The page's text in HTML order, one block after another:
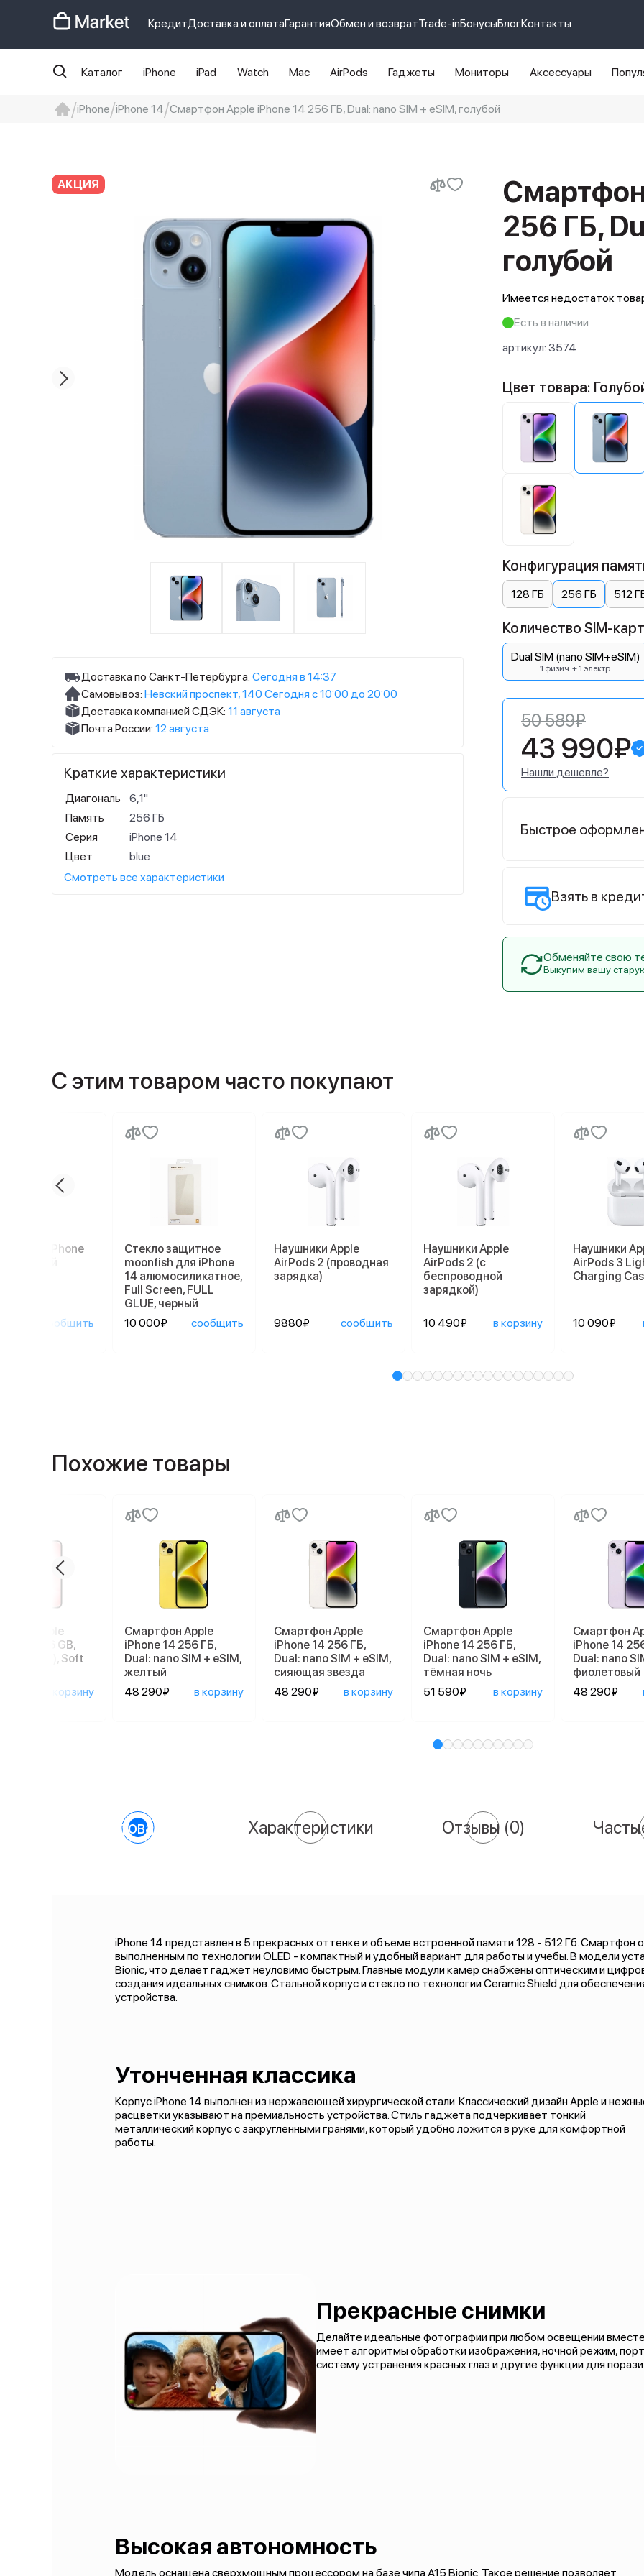
КредитДоставка и оплатаГарантияОбмен и возвратTrade-inБонусыБлогКонтакты
Каталог iPhone iPad Watch Mac AirPods Гаджеты Мониторы Аксессуары
iPhone iPhone 14 Смартфон Apple iPhone 14 256 ГБ, Dual: nano SIM + eSIM, голубой
АКЦИЯ
256 ГБ,
голубой
Имеется недостаток
Есть в наличии
артикул: 3574
Доставка по Санкт-Петербурга: Сегодня в 14:37
Самовывоз: Невский проспект, 140 Сегодня с 10:00 до 20:00
Доставка компанией СДЭК: 11 августа
Почта России: 12 августа
Краткие характеристики
Диагональ
6,1"
Память
256 ГБ
Серия
iPhone 14
Цвет
blue
Смотреть все характеристики
Цвет товара:
Конфигурация
128 ГБ 256 ГБ 512
Количество SIM-
Dual SIM (nano SIM+eSIM)
1 физич. + 1 электр.
50 589₽
43 990₽
Нашли дешевле?
Быстрое
Взять в
Обменяйте свою
Выкупим вашу
С этим товаром часто покупают
для iPhone
сообщить
Стекло защитное
moonfish для iPhone
14 алюмосиликатное,
Full Screen, FULL
GLUE, черный
10 000₽
сообщить
Наушники Apple
AirPods 2 (проводная
зарядка)
9880₽ сообщить
Наушники Apple
AirPods 2 (с
беспроводной
зарядкой)
10 490₽ в корзину
Наушники
AirPods 3
Charging
10 090₽
Похожие товары
Apple
17e 256 GB,
(eSIM), Soft
в корзину
Смартфон Apple
iPhone 14 256 ГБ,
Dual: nano SIM + eSIM,
желтый
48 290₽
в корзину
Смартфон Apple
iPhone 14 256 ГБ,
Dual: nano SIM + eSIM,
сияющая звезда
48 290₽
в корзину
Смартфон Apple
iPhone 14 256 ГБ,
Dual: nano SIM + eSIM,
тёмная ночь
51 590₽
в корзину
Смартфон
iPhone 14
Dual: nano
фиолетовый
48 290₽
О товаре Характеристики Отзывы (0)
iPhone 14 представлен в 5 прекрасных оттенке и объеме встроенной памяти 128 - 512 Гб.
выполненным по технологии OLED - компактный и удобный вариант для работы и учебы. В модели
Bionic, что делает гаджет неуловимо быстрым. Главные модули камер снабжены оптическим и
создания идеальных снимков. Стальной корпус и стекло по технологии Ceramic Shield для
устройства.
Утонченная классика
Корпус iPhone 14 выполнен из нержавеющей хирургической стали. Классический дизайн Apple и
расцветки указывают на премиальность устройства. Стиль гаджета подчеркивает тонкий
металлический корпус с закругленными гранями, который удобно ложится в руке для комфортной
работы.
Прекрасные снимки
Делайте идеальные фотографии при любом освещении
имеет алгоритмы обработки изображения, ночной режим,
систему устранения красных глаз и другие функции для
Высокая автономность
Модель оснащена сверхмощным процессором на базе чипа A15 Bionic. Такое решение позволяет